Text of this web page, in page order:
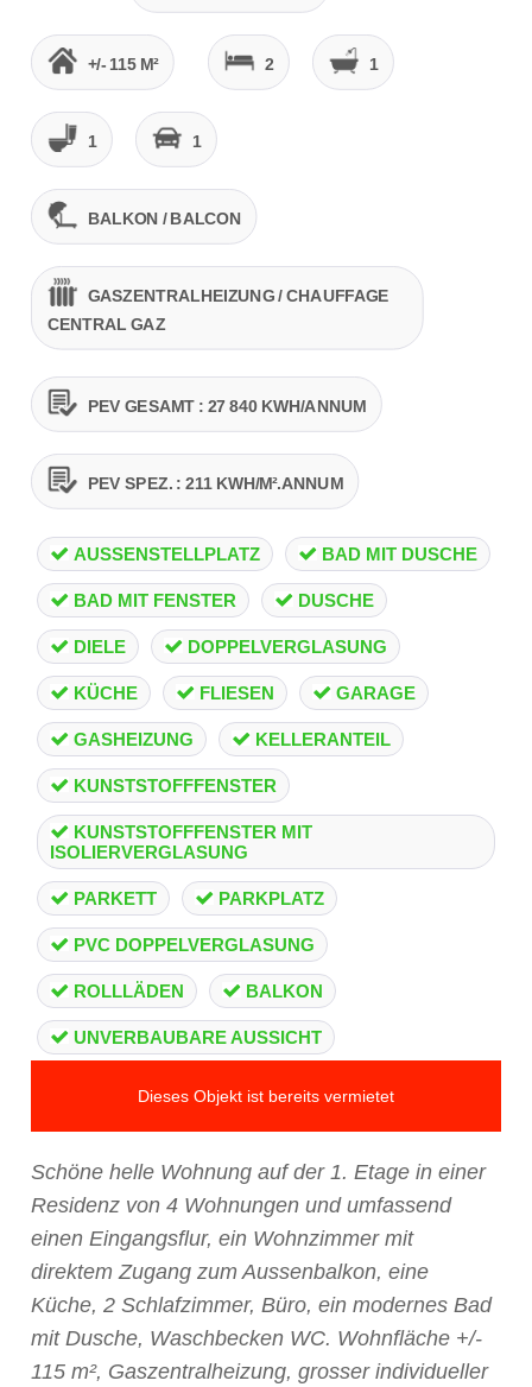
+/- 115 M² 2 1
1 1
BALKON / BALCON
GASZENTRALHEIZUNG / CHAUFFAGE
CENTRAL GAZ
PEV GESAMT : 27 840 KWH/ANNUM
PEV SPEZ. : 211 KWH/M².ANNUM
AUSSENSTELLPLATZ BAD MIT DUSCHE
BAD MIT FENSTER DUSCHE
DIELE DOPPELVERGLASUNG
KÜCHE FLIESEN GARAGE
GASHEIZUNG KELLERANTEIL
KUNSTSTOFFFENSTER
KUNSTSTOFFFENSTER MIT
ISOLIERVERGLASUNG
PARKETT PARKPLATZ
PVC DOPPELVERGLASUNG
ROLLLÄDEN BALKON
UNVERBAUBARE AUSSICHT
Dieses Objekt ist bereits vermietet
Schöne helle Wohnung auf der 1. Etage in einer
Residenz von 4 Wohnungen und umfassend
einen Eingangsflur, ein Wohnzimmer mit
direktem Zugang zum Aussenbalkon, eine
Küche, 2 Schlafzimmer, Büro, ein modernes Bad
mit Dusche, Waschbecken WC. Wohnfläche +/-
115 m², Gaszentralheizung, grosser individueller